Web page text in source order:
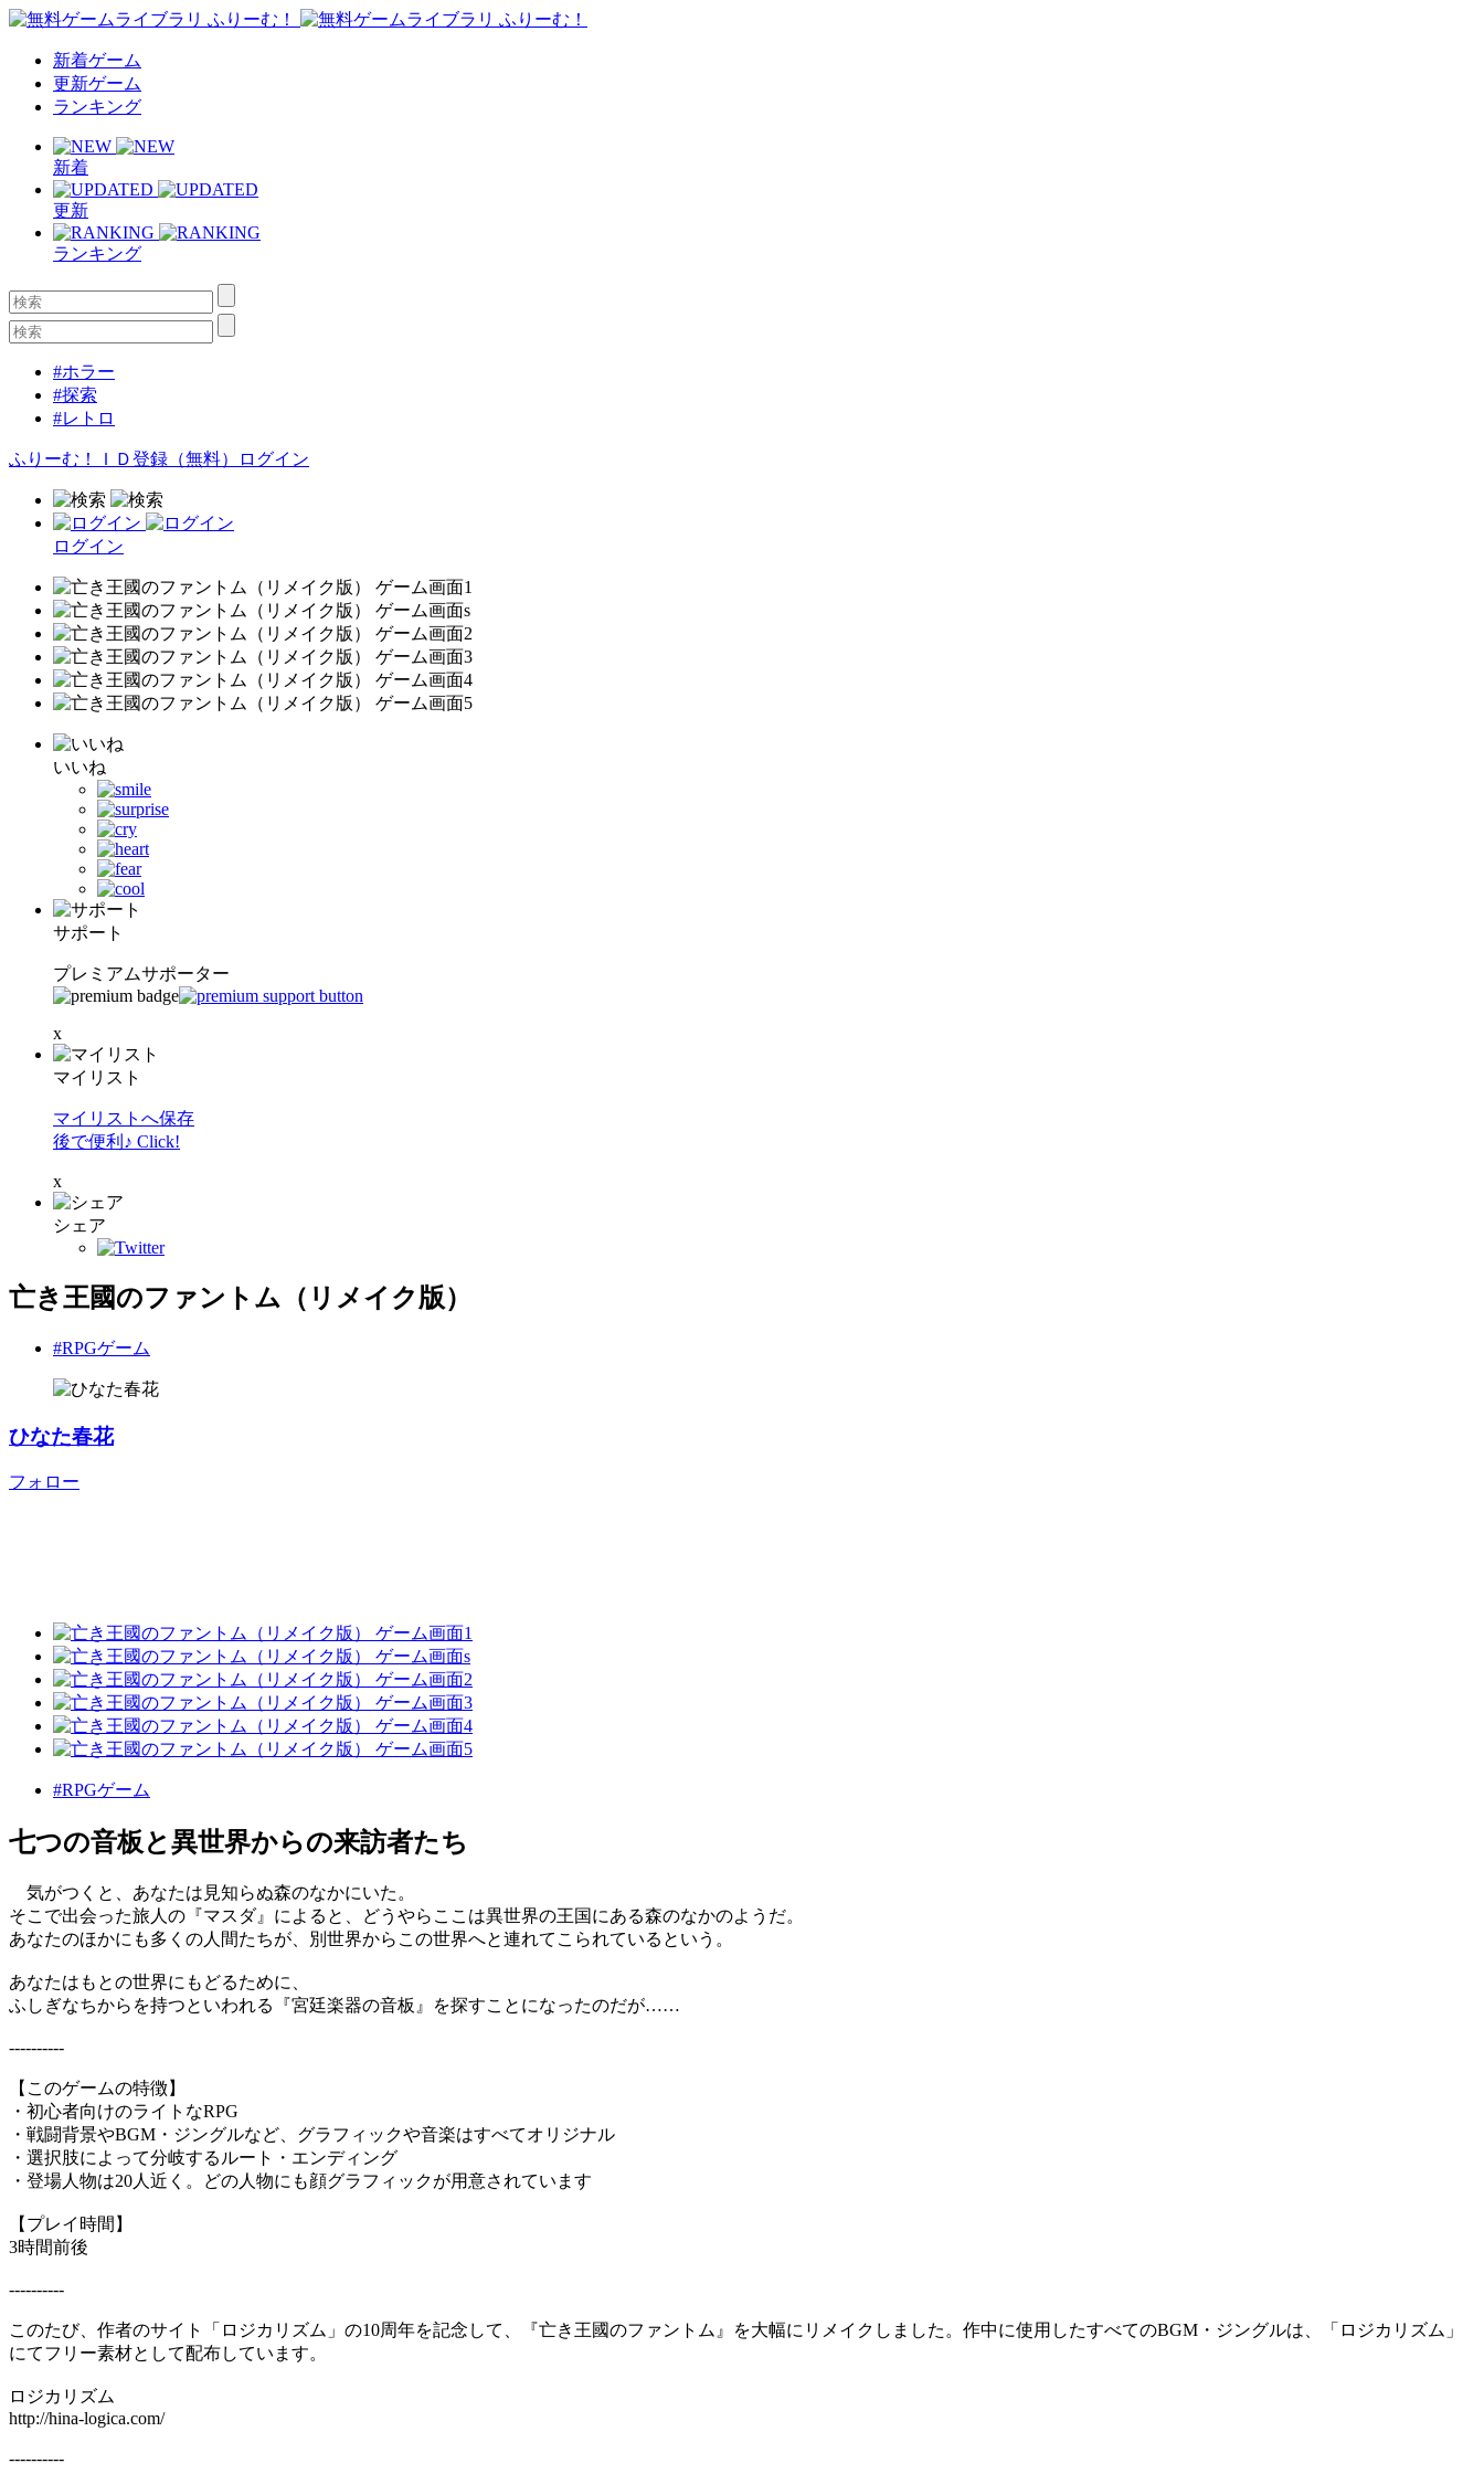
新着ゲーム
更新ゲーム
ランキング
新着
更新
ランキング
#ホラー
#探索
#レトロ
ふりーむ！ＩＤ登録（無料） ログイン
ログイン
いいね
サポート
プレミアムサポーター
x
マイリスト
マイリストへ保存
後で便利♪ Click!
x
シェア
亡き王國のファントム（リメイク版）
#RPGゲーム
ひなた春花
フォロー
#RPGゲーム
七つの音板と異世界からの来訪者たち
気がつくと、あなたは見知らぬ森のなかにいた。
そこで出会った旅人の『マスダ』によると、どうやらここは異世界の王国にある森のなかのようだ。
あなたのほかにも多くの人間たちが、別世界からこの世界へと連れてこられているという。
あなたはもとの世界にもどるために、
ふしぎなちからを持つといわれる『宮廷楽器の音板』を探すことになったのだが……
----------
【このゲームの特徴】
・初心者向けのライトなRPG
・戦闘背景やBGM・ジングルなど、グラフィックや音楽はすべてオリジナル
・選択肢によって分岐するルート・エンディング
・登場人物は20人近く。どの人物にも顔グラフィックが用意されています
【プレイ時間】
3時間前後
----------
このたび、作者のサイト「ロジカリズム」の10周年を記念して、『亡き王國のファントム』を大幅にリメイクしました。作中に使用したすべてのBGM・ジングルは、「ロジカリズム」
にてフリー素材として配布しています。
ロジカリズム
http://hina-logica.com/
----------